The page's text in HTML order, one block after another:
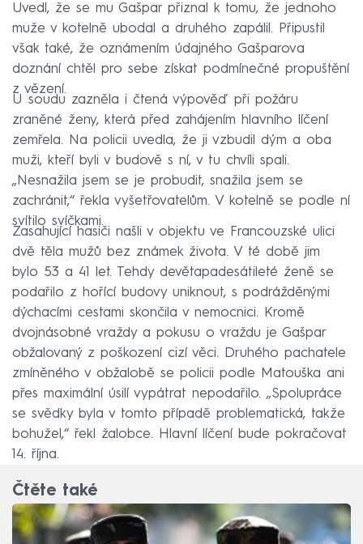
Uvedl, že se mu Gašpar přiznal k tomu, že jednoho
muže v kotelně ubodal a druhého zapálil. Připustil
však také, že oznámením údajného Gašparova
doznání chtěl pro sebe získat podmínečné propuštění
z vězení.
U soudu zazněla i čtená výpověď při požáru
zraněné ženy, která před zahájením hlavního líčení
zemřela. Na policii uvedla, že ji vzbudil dým a oba
muži, kteří byli v budově s ní, v tu chvíli spali.
„Nesnažila jsem se je probudit, snažila jsem se
zachránit,“ řekla vyšetřovatelům. V kotelně se podle ní
svítilo svíčkami.
Zasahující hasiči našli v objektu ve Francouzské ulici
dvě těla mužů bez známek života. V té době jim
bylo 53 a 41 let. Tehdy devětapadesátileté ženě se
podařilo z hořící budovy uniknout, s podrážděnými
dýchacími cestami skončila v nemocnici. Kromě
dvojnásobné vraždy a pokusu o vraždu je Gašpar
obžalovaný z poškození cizí věci. Druhého pachatele
zmíněného v obžalobě se policii podle Matouška ani
přes maximální úsilí vypátrat nepodařilo. „Spolupráce
se svědky byla v tomto případě problematická, takže
bohužel,“ řekl žalobce. Hlavní líčení bude pokračovat
14. října.
Čtěte také